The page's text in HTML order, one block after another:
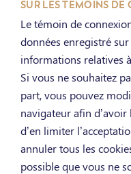
SUR LES TÉMOINS DE
Le témoin de
données enregistré
informations relatives
Si vous ne souhaitez
part, vous pouvez
navigateur afin
d’en limiter
annuler tous les
possible que vous ne